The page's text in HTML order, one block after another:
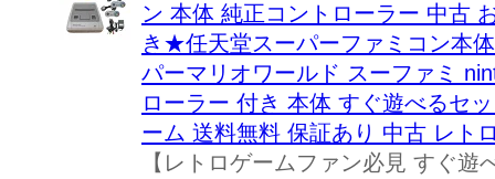
ン 本体 純正コントローラー 中古
き★任天堂スーパーファミコン本
パーマリオワールド スーファミ
ローラー 付き 本体 すぐ遊べるセ
ーム 送料無料 保証あり 中古 レト
【レトロゲームファン必見 すぐ